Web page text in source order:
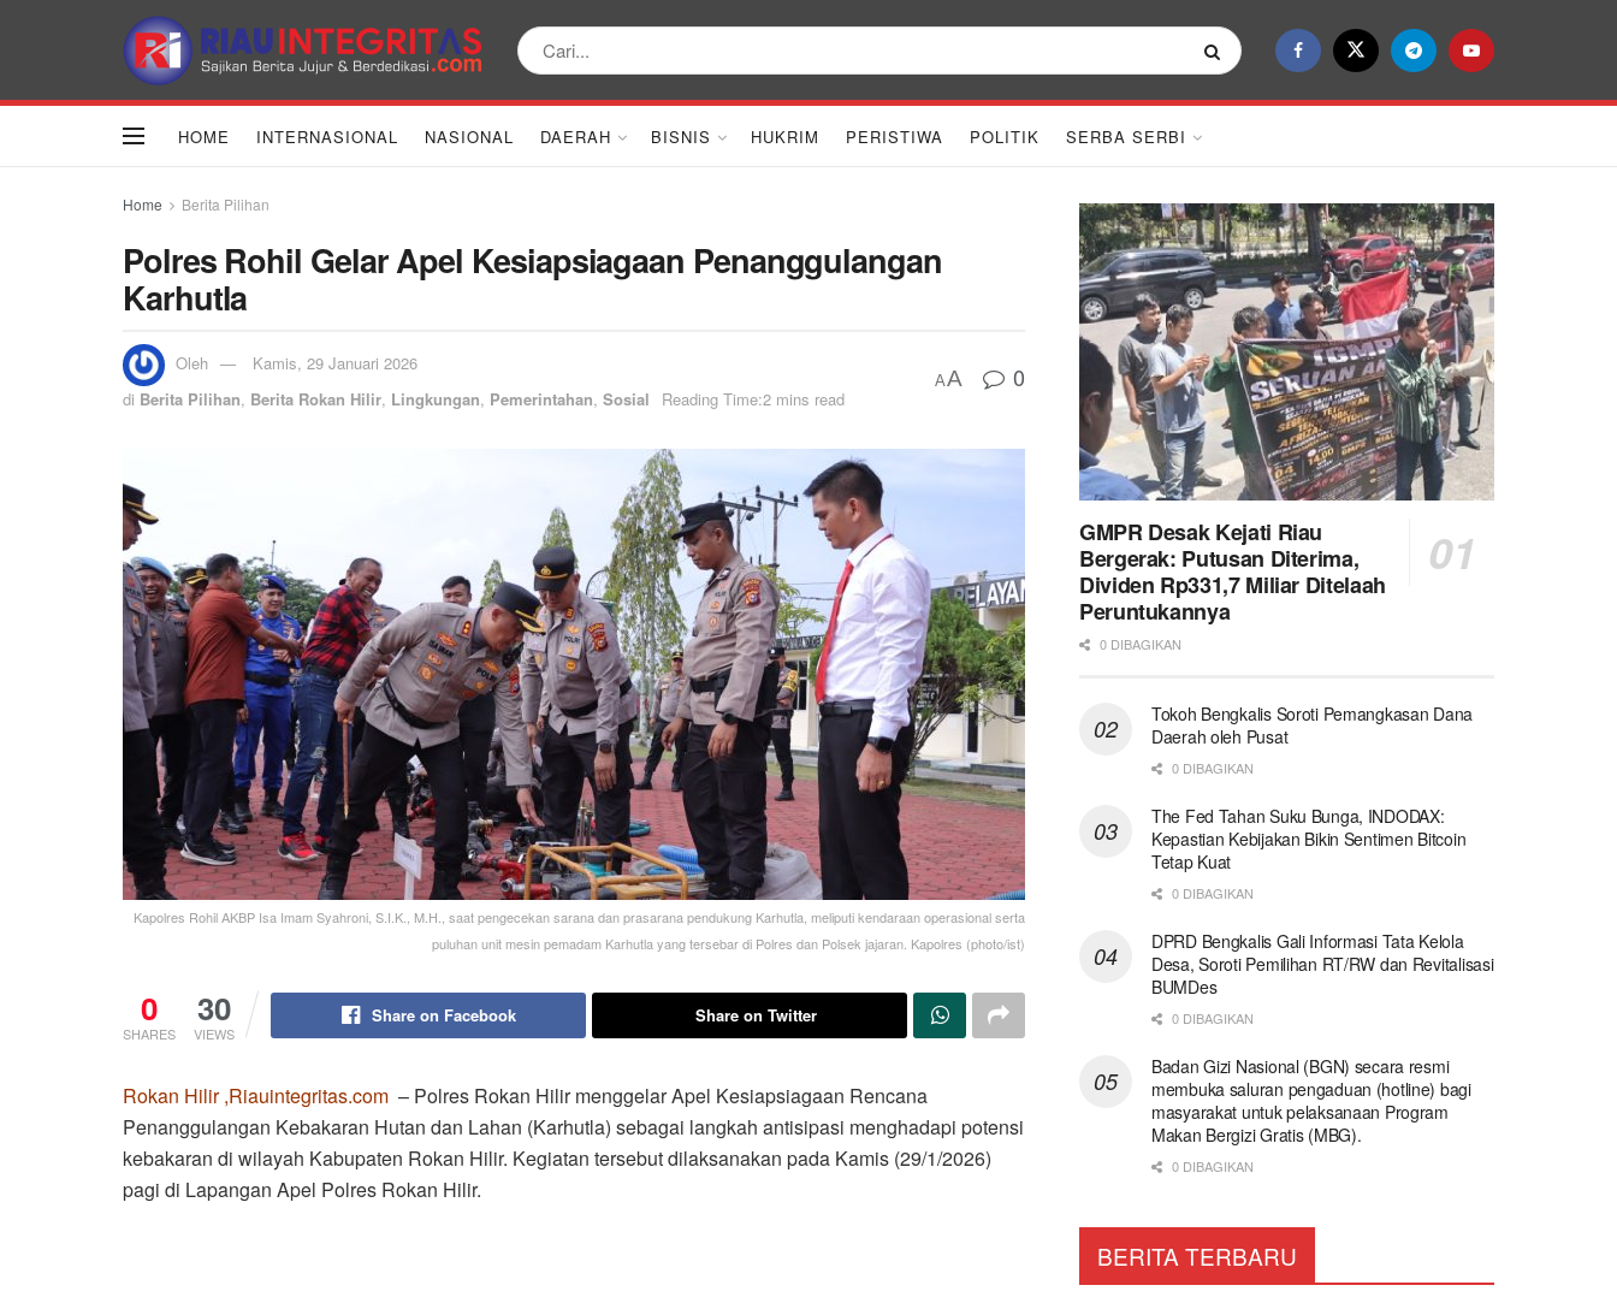
HOME INTERNASIONAL NASIONAL DAERAH BISNIS HUKRIM PERISTIWA POLITIK SERBA SERBI
Home Berita Pilihan
Polres Rohil Gelar Apel Kesiapsiagaan Penanggulangan
Karhutla
Oleh
Kamis, 29 Januari 2026
di Berita Pilihan, Berita Rokan Hilir, Lingkungan, Pemerintahan, Sosial Reading Time:2 mins read
AA 0
Kapolres Rohil AKBP Isa Imam Syahroni, S.I.K., M.H., saat pengecekan sarana dan prasarana pendukung Karhutla, meliputi kendaraan operasional serta
puluhan unit mesin pemadam Karhutla yang tersebar di Polres dan Polsek jajaran. Kapolres (photo/ist)
0
SHARES
30
VIEWS
Share on Facebook Share on Twitter
Rokan Hilir ,Riauintegritas.com – Polres Rokan Hilir menggelar Apel Kesiapsiagaan Rencana
Penanggulangan Kebakaran Hutan dan Lahan (Karhutla) sebagai langkah antisipasi menghadapi potensi
kebakaran di wilayah Kabupaten Rokan Hilir. Kegiatan tersebut dilaksanakan pada Kamis (29/1/2026)
pagi di Lapangan Apel Polres Rokan Hilir.
GMPR Desak Kejati Riau
Bergerak: Putusan Diterima,
Dividen Rp331,7 Miliar Ditelaah
Peruntukannya
0 DIBAGIKAN
Tokoh Bengkalis Soroti Pemangkasan Dana
Daerah oleh Pusat
0 DIBAGIKAN
The Fed Tahan Suku Bunga, INDODAX:
Kepastian Kebijakan Bikin Sentimen Bitcoin
Tetap Kuat
0 DIBAGIKAN
DPRD Bengkalis Gali Informasi Tata Kelola
Desa, Soroti Pemilihan RT/RW dan Revitalisasi
BUMDes
0 DIBAGIKAN
Badan Gizi Nasional (BGN) secara resmi
membuka saluran pengaduan (hotline) bagi
masyarakat untuk pelaksanaan Program
Makan Bergizi Gratis (MBG).
0 DIBAGIKAN
BERITA TERBARU